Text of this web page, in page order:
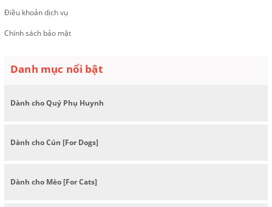
Điều khoản dịch vụ
Chính sách bảo mật
Danh mục nổi bật
Dành cho Quý Phụ Huynh
Dành cho Cún [For Dogs]
Dành cho Mèo [For Cats]